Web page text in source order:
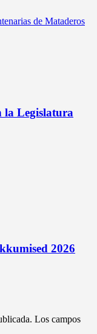
de Mataderos
la Legislatura
2026
Los campos